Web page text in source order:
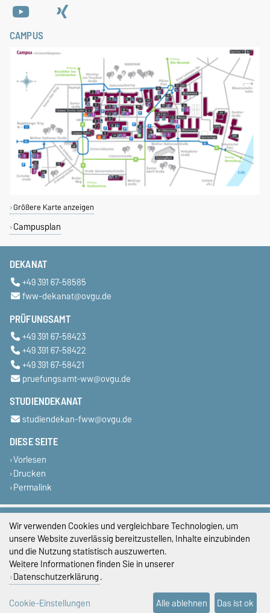
CAMPUS
Größere Karte anzeigen
Campusplan
DEKANAT
+49 391 67-58585
fww-dekanat@ovgu.de
PRÜFUNGSAMT
+49 391 67-58423
+49 391 67-58422
+49 391 67-58421
pruefungsamt-ww@ovgu.de
STUDIENDEKANAT
studiendekan-fww@ovgu.de
DIESE SEITE
Vorlesen
Drucken
Permalink
Impressum
Datenschutz
Barrierefreiheit
Cookie-Einstellungen
Wir verwenden Cookies und vergleichbare Technologien, um
unsere Website zuverlässig bereitzustellen, Inhalte einzubinden
und die Nutzung statistisch auszuwerten.
Weitere Informationen finden Sie in unserer
Datenschutzerklärung.
Cookie-Einstellungen
Alle ablehnen Das ist ok